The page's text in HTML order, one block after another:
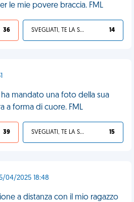
le mie povere braccia. FML
36 SVEGLIATI, TE LA SEI CERCATA! 14
mandato una foto della sua
a forma di cuore. FML
39 SVEGLIATI, TE LA SEI CERCATA! 15
04/2025 18:48
a distanza con il mio ragazzo